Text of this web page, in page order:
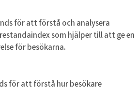
för att förstå och analysera
som hjälper till att ge en
för besökarna.
för att förstå hur besökare